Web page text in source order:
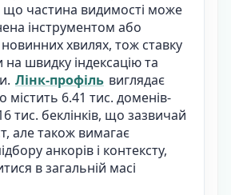
що частина видимості може
інструментом або
хвилях, тож ставку
швидку індексацію та
Лінк-профіль виглядає
6.41 тис. доменів-
тис. беклінків, що зазвичай
але також вимагає
анкорів і контексту,
в загальній масі